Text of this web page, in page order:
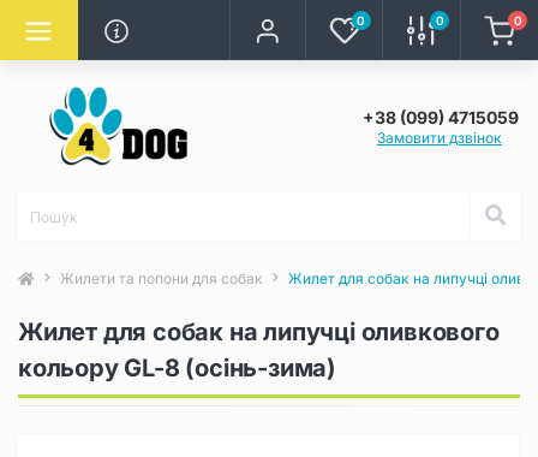
0 0 0
+38 (099) 4715059
Замовити дзвінок
Жилети та попони для собак Жилет для собак на липучці
Жилет для собак на липучці оливкового
кольору GL-8 (осінь-зима)